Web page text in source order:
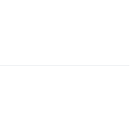
SUA AUTOESTIMA